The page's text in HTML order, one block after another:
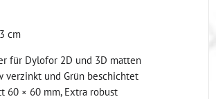
cm
für Dylofor 2D und 3D matten
verzinkt und Grün beschichtet
60 × 60 mm, Extra robust